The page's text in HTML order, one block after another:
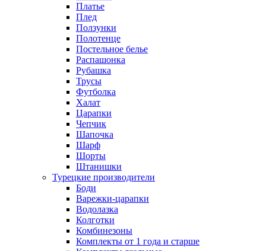
Платье
Плед
Ползунки
Полотенце
Постельное белье
Распашонка
Рубашка
Трусы
Футболка
Халат
Царапки
Чепчик
Шапочка
Шарф
Шорты
Штанишки
Турецкие производители
Боди
Варежки-царапки
Водолазка
Колготки
Комбинезоны
Комплекты от 1 года и старше